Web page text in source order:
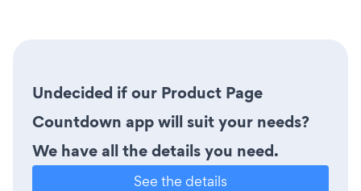
Undecided if our Product Page
Countdown app will suit your needs?
We have all the details you need.
See the details